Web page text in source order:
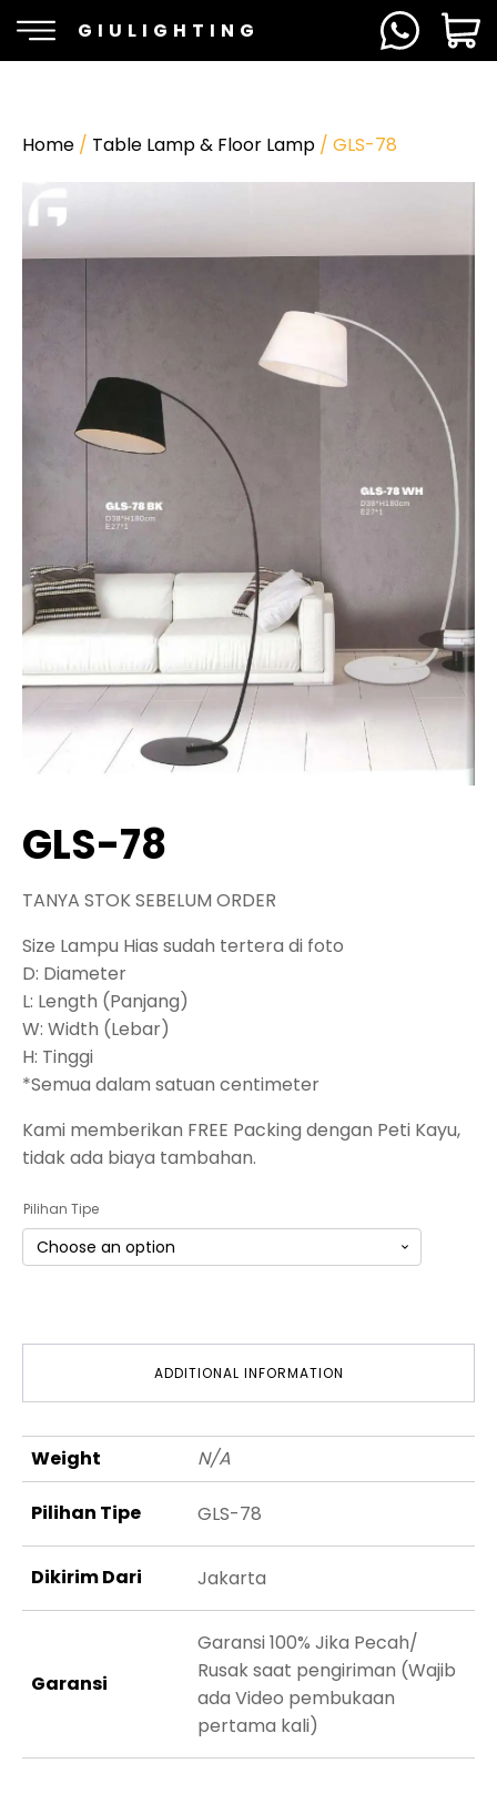
GIULIGHTING
Home / Table Lamp & Floor Lamp / GLS-78
GLS-78
TANYA STOK SEBELUM ORDER
Size Lampu Hias sudah tertera di foto
D: Diameter
L: Length (Panjang)
W: Width (Lebar)
H: Tinggi
*Semua dalam satuan centimeter
Kami memberikan FREE Packing dengan Peti Kayu,
tidak ada biaya tambahan.
Pilihan Tipe
ADDITIONAL INFORMATION
Weight N/A
Pilihan Tipe GLS-78
Dikirim Dari Jakarta
Garansi
Garansi 100% Jika Pecah/
Rusak saat pengiriman (Wajib
ada Video pembukaan
pertama kali)